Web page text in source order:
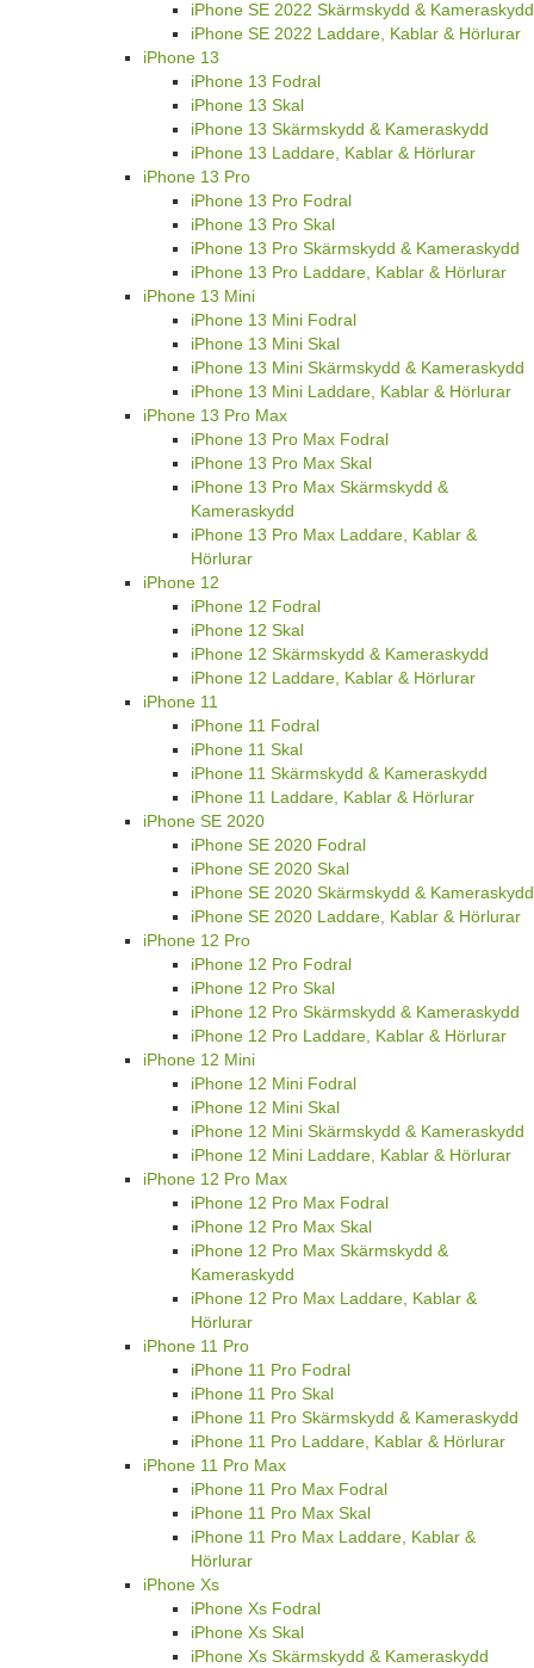
iPhone SE 2022 Skärmskydd & Kameraskydd
iPhone SE 2022 Laddare, Kablar & Hörlurar
iPhone 13
iPhone 13 Fodral
iPhone 13 Skal
iPhone 13 Skärmskydd & Kameraskydd
iPhone 13 Laddare, Kablar & Hörlurar
iPhone 13 Pro
iPhone 13 Pro Fodral
iPhone 13 Pro Skal
iPhone 13 Pro Skärmskydd & Kameraskydd
iPhone 13 Pro Laddare, Kablar & Hörlurar
iPhone 13 Mini
iPhone 13 Mini Fodral
iPhone 13 Mini Skal
iPhone 13 Mini Skärmskydd & Kameraskydd
iPhone 13 Mini Laddare, Kablar & Hörlurar
iPhone 13 Pro Max
iPhone 13 Pro Max Fodral
iPhone 13 Pro Max Skal
iPhone 13 Pro Max Skärmskydd &
Kameraskydd
iPhone 13 Pro Max Laddare, Kablar &
Hörlurar
iPhone 12
iPhone 12 Fodral
iPhone 12 Skal
iPhone 12 Skärmskydd & Kameraskydd
iPhone 12 Laddare, Kablar & Hörlurar
iPhone 11
iPhone 11 Fodral
iPhone 11 Skal
iPhone 11 Skärmskydd & Kameraskydd
iPhone 11 Laddare, Kablar & Hörlurar
iPhone SE 2020
iPhone SE 2020 Fodral
iPhone SE 2020 Skal
iPhone SE 2020 Skärmskydd & Kameraskydd
iPhone SE 2020 Laddare, Kablar & Hörlurar
iPhone 12 Pro
iPhone 12 Pro Fodral
iPhone 12 Pro Skal
iPhone 12 Pro Skärmskydd & Kameraskydd
iPhone 12 Pro Laddare, Kablar & Hörlurar
iPhone 12 Mini
iPhone 12 Mini Fodral
iPhone 12 Mini Skal
iPhone 12 Mini Skärmskydd & Kameraskydd
iPhone 12 Mini Laddare, Kablar & Hörlurar
iPhone 12 Pro Max
iPhone 12 Pro Max Fodral
iPhone 12 Pro Max Skal
iPhone 12 Pro Max Skärmskydd &
Kameraskydd
iPhone 12 Pro Max Laddare, Kablar &
Hörlurar
iPhone 11 Pro
iPhone 11 Pro Fodral
iPhone 11 Pro Skal
iPhone 11 Pro Skärmskydd & Kameraskydd
iPhone 11 Pro Laddare, Kablar & Hörlurar
iPhone 11 Pro Max
iPhone 11 Pro Max Fodral
iPhone 11 Pro Max Skal
iPhone 11 Pro Max Laddare, Kablar &
Hörlurar
iPhone Xs
iPhone Xs Fodral
iPhone Xs Skal
iPhone Xs Skärmskydd & Kameraskydd